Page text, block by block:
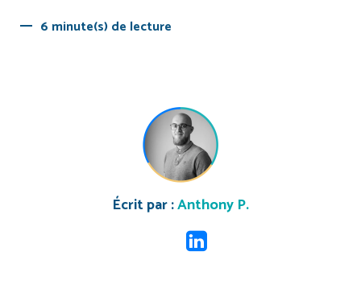
6 minute(s) de lecture
Écrit par :Anthony P.